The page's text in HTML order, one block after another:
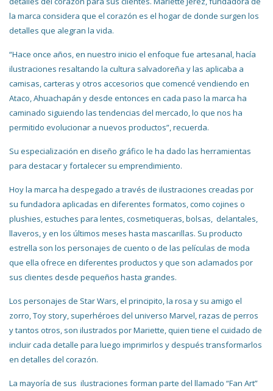
la marca considera que el corazón es el hogar de donde surgen los
detalles que alegran la vida.
“Hace once años, en nuestro inicio el enfoque fue artesanal, hacía
ilustraciones resaltando la cultura salvadoreña y las aplicaba a
camisas, carteras y otros accesorios que comencé vendiendo en
Ataco, Ahuachapán y desde entonces en cada paso la marca ha
caminado siguiendo las tendencias del mercado, lo que nos ha
permitido evolucionar a nuevos productos”, recuerda.
Su especialización en diseño gráfico le ha dado las herramientas
para destacar y fortalecer su emprendimiento.
Hoy la marca ha despegado a través de ilustraciones creadas por
su fundadora aplicadas en diferentes formatos, como cojines o
plushies, estuches para lentes, cosmetiqueras, bolsas, delantales,
llaveros, y en los últimos meses hasta mascarillas. Su producto
estrella son los personajes de cuento o de las películas de moda
que ella ofrece en diferentes productos y que son aclamados por
sus clientes desde pequeños hasta grandes.
Los personajes de Star Wars, el principito, la rosa y su amigo el
zorro, Toy story, superhéroes del universo Marvel, razas de perros
y tantos otros, son ilustrados por Mariette, quien tiene el cuidado de
incluir cada detalle para luego imprimirlos y después transformarlos
en detalles del corazón.
La mayoría de sus ilustraciones forman parte del llamado “Fan Art”